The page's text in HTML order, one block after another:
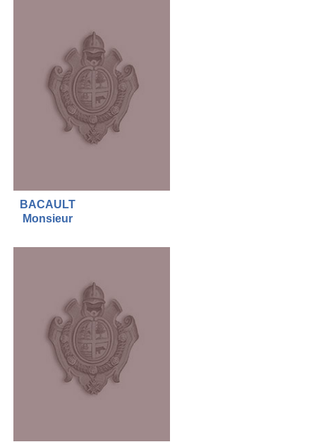
BACAULT
Monsieur